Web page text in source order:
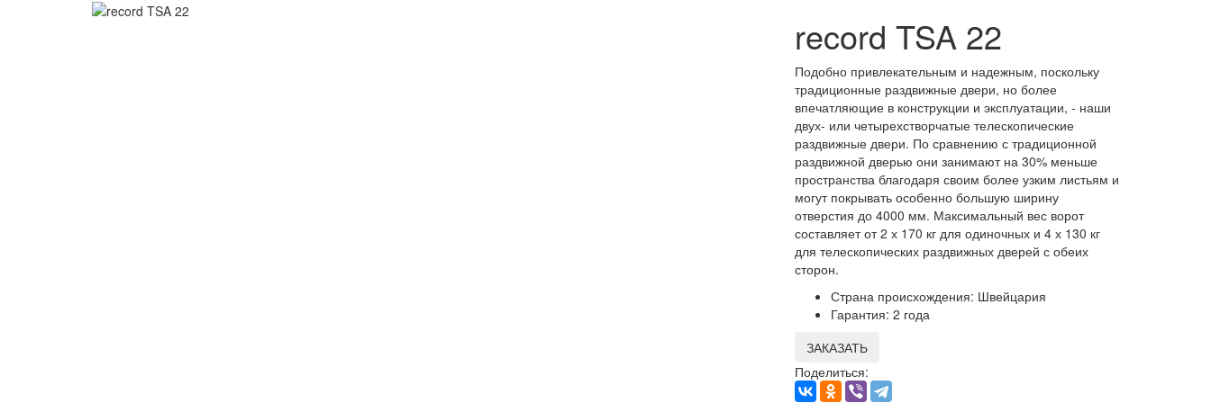
record TSA 22
Подобно привлекательным и надежным, поскольку
традиционные раздвижные двери, но более
впечатляющие в конструкции и эксплуатации, - наши
двух- или четырехстворчатые телескопические
раздвижные двери. По сравнению с традиционной
раздвижной дверью они занимают на 30% меньше
пространства благодаря своим более узким листьям и
могут покрывать особенно большую ширину
отверстия до 4000 мм. Максимальный вес ворот
составляет от 2 х 170 кг для одиночных и 4 х 130 кг
для телескопических раздвижных дверей с обеих
сторон.
Страна происхождения: Швейцария
Гарантия: 2 года
ЗАКАЗАТЬ
Поделиться: